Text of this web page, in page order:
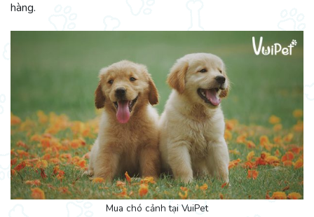
hàng.
Mua chó cảnh tại VuiPet